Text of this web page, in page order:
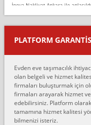
İnova Nakliyat Ankara ile
Salon duvarına bir baktım birisi
yapıştırm...
Murat:
çalıştıklarını, müş...
Ahmet:
Lüleburgaz güngünes evden eve
anlaştık sabah eve geldiklerinde
sarcaz demelerine r...
PLATFORM
Evden eve taşımacılık
olan belgeli ve hizmet
firmaları buluşturmak için
firmaları arayarak hizmet
edebilirsiniz. Platform
tamamına hizmet kalitesi
bilmenizi isteriz.